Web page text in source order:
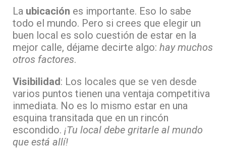
La ubicación es importante. Eso lo sabe
todo el mundo. Pero si crees que elegir un
buen local es solo cuestión de estar en la
mejor calle, déjame decirte algo: hay muchos
otros factores.
Visibilidad: Los locales que se ven desde
varios puntos tienen una ventaja competitiva
inmediata. No es lo mismo estar en una
esquina transitada que en un rincón
escondido. ¡Tu local debe gritarle al mundo
que está allí!